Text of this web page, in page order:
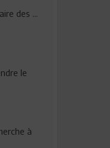
des ...
le
à